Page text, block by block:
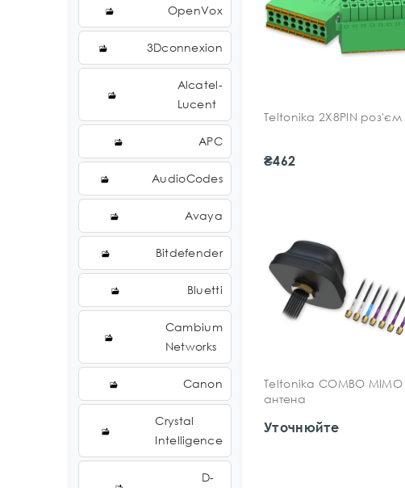
OpenVox
3Dconnexion
Alcatel-
Lucent
APC
AudioCodes
Avaya
Bitdefender
Bluetti
Cambium
Networks
Canon
Crystal
Intelligence
D-
Teltonika 2X8PIN роз'єм
₴462
Teltonika COMBO MIMO
антена
Уточнюйте